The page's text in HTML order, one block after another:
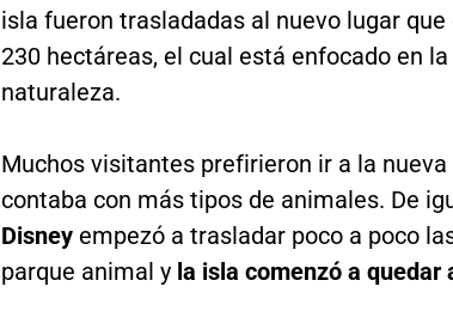
isla fueron trasladadas al nuevo lugar
230 hectáreas, el cual está enfocado en
naturaleza.
Muchos visitantes prefirieron ir a la nueva
contaba con más tipos de animales. De
Disneyempezó a trasladar poco a poco
parque animal yla isla comenzó a quedar